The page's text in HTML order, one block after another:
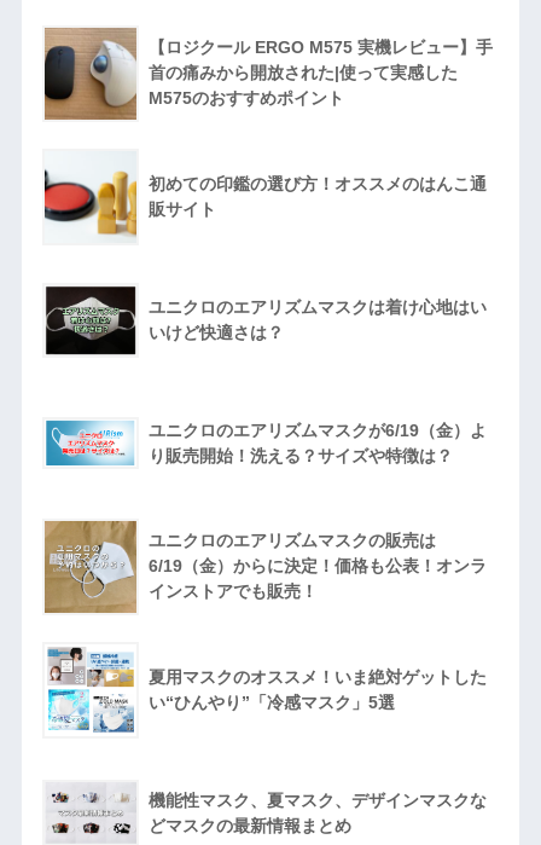
【ロジクール ERGO M575 実機レビュー】手
首の痛みから開放された|使って実感した
M575のおすすめポイント
初めての印鑑の選び方！オススメのはんこ通
販サイト
ユニクロのエアリズムマスクは着け心地はい
いけど快適さは？
ユニクロのエアリズムマスクが6/19（金）よ
り販売開始！洗える？サイズや特徴は？
ユニクロのエアリズムマスクの販売は
6/19（金）からに決定！価格も公表！オンラ
インストアでも販売！
夏用マスクのオススメ！いま絶対ゲットした
い“ひんやり”「冷感マスク」5選
機能性マスク、夏マスク、デザインマスクな
どマスクの最新情報まとめ